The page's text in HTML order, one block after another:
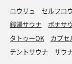
ロウリュ セルフロ
銭湯サウナ
ボナサ
タトゥーOK
カプセ
テントサウナ
サウ